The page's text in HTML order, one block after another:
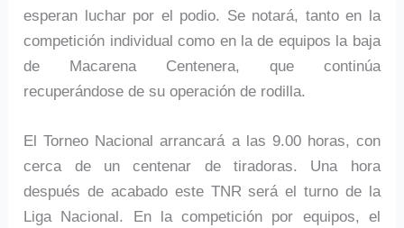
esperan luchar por el podio. Se notará, tanto en la
competición individual como en la de equipos la baja
de Macarena Centenera, que continúa
recuperándose de su operación de rodilla.
El Torneo Nacional arrancará a las 9.00 horas, con
cerca de un centenar de tiradoras. Una hora
después de acabado este TNR será el turno de la
Liga Nacional. En la competición por equipos, el